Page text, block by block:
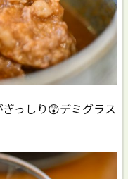
っしり😲デミグラス